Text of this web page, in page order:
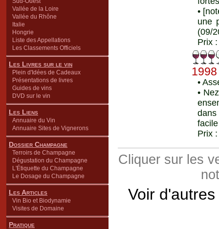
Vallée de la Loire
Vallée du Rhône
Italie
Hongrie
Liste des Appellations
Les Classements Officiels
Les Livres sur le vin
Plein d'Idées de Cadeaux
Présentations de livres
Guides de vins
DVD sur le vin
Les Liens
Annuaire du Vin
Annuaire Sites de Vignerons
Dossier Champagne
Terroirs de Champagne
Dégustation du Champagne
L'Étiquette du Champagne
Le Dosage du Champagne
Les Articles
Vin Bio et Biodynamie
Visites de Domaine
Pratique
•
une
(09/
Prix
1998
•
•
Prix
Cliquer sur les
Voir